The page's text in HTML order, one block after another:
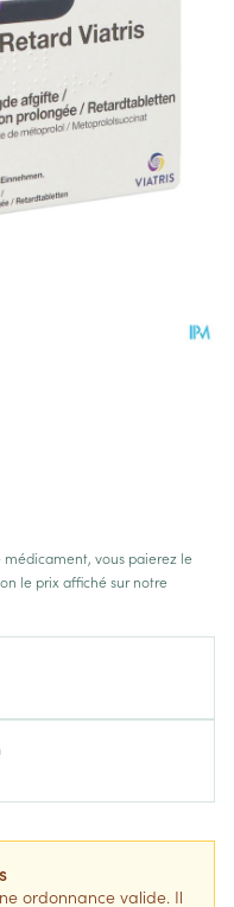
vous paierez le
le prix affiché sur notre
ordonnance valide. Il